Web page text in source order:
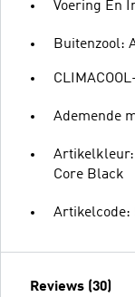
Voering En
Buitenzool:
Ademende
Artikelkleur:
Core Black
Artikelcode:
Reviews (30)